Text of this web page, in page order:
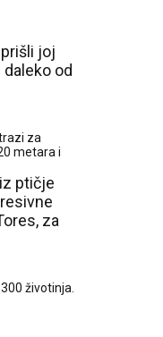
joj
od
za
metara i
ptičje
za
životinja.